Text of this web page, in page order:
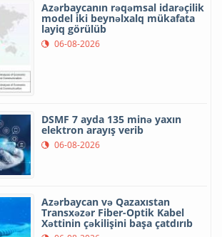
Azərbaycanın rəqəmsal idarəçilik
model iki beynəlxalq mükafata
layiq görülüb
06-08-2026
DSMF 7 ayda 135 minə yaxın
elektron arayış verib
06-08-2026
Azərbaycan və Qazaxıstan
Transxəzər Fiber-Optik Kabel
Xəttinin çəkilişini başa çatdırıb